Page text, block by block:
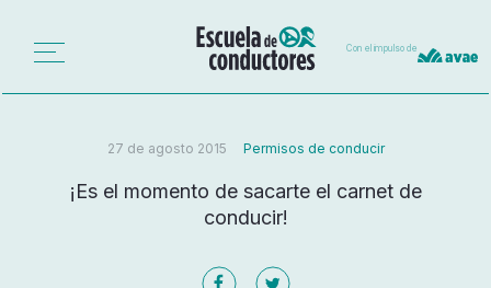
Con el impulso de
27 de agosto 2015 Permisos de conducir
¡Es el momento de sacarte el carnet de
conducir!